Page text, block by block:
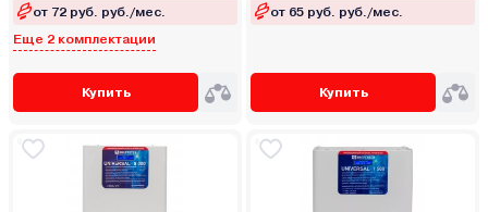
от 72 руб. руб./мес.
Еще 2 комплектации
Купить
от 65 руб. руб./мес.
Купить